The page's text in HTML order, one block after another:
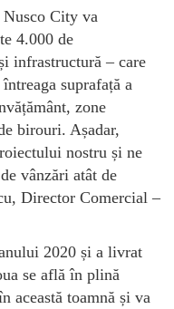
Nusco City va
4.000 de
infrastructură – care
suprafață a
zone
birouri. Așadar,
nostru și ne
vânzări atât de
Director Comercial –
2020 și a livrat
se află în plină
această toamnă și va